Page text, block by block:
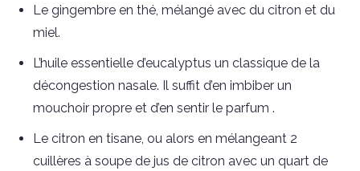
Le gingembre en thé, mélangé avec du citron et du
miel.
L’huile essentielle d’eucalyptus un classique de la
décongestion nasale. Il suffit d’en imbiber un
mouchoir propre et d’en sentir le parfum .
Le citron en tisane, ou alors en mélangeant 2
cuillères à soupe de jus de citron avec un quart de